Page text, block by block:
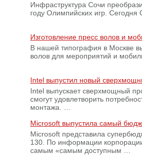
Инфраструктура Сочи
году Олимпийских игр.
Изготовление пресс волов и
В нашей типография в Москве
волов для мероприятий и
Intel выпустил новый
Intel выпускает сверхмощный
смогут удовлетворить
монтажа. …
Microsoft выпустила самый
Microsoft представила
130. По информации
самым «самым доступным …